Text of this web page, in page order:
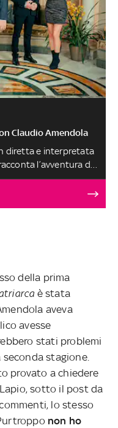
Claudio Amendola
diretta e interpretata
l’avventura di
che deve fare i
della prima
è stata
aveva
avesse
stati problemi
stagione.
provato a chiedere
sotto il post da
lo stesso
non ho